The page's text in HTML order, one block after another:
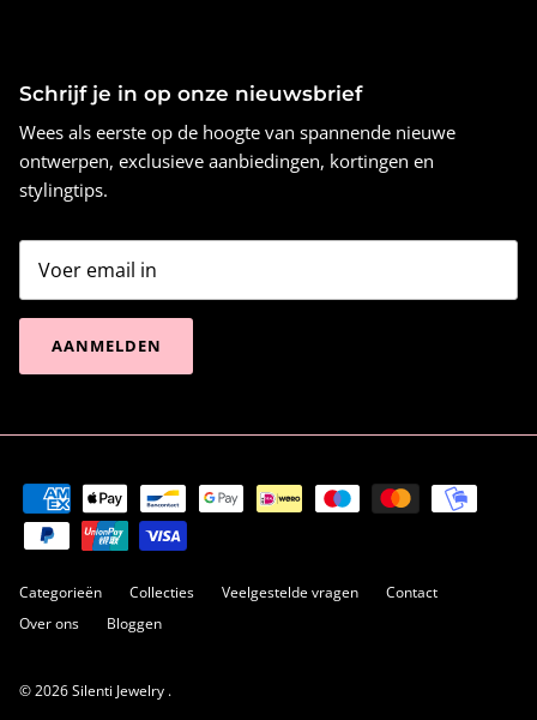
Schrijf je in op onze nieuwsbrief
Wees als eerste op de hoogte van spannende nieuwe
ontwerpen, exclusieve aanbiedingen, kortingen en
stylingtips.
AANMELDEN
Categorieën Collecties Veelgestelde vragen
Contact
Over ons
Bloggen
© 2026Silenti Jewelry .